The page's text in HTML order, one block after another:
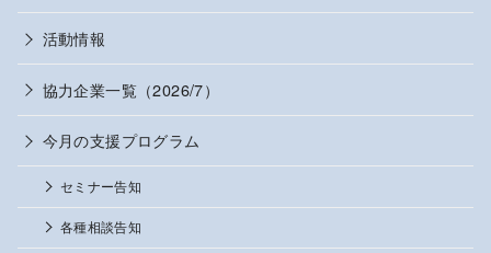
活動情報
協力企業一覧（2026/7）
今月の支援プログラム
セミナー告知
各種相談告知